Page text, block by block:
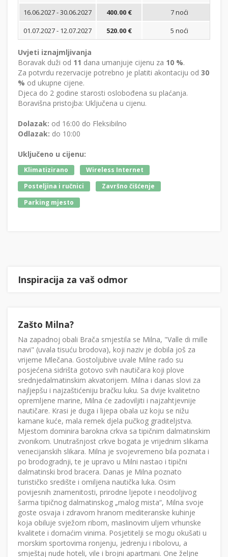
16.06.2027 - 30.06.2027
400.00 € 7 noći
01.07.2027 - 12.07.2027
520.00 € 5 noći
Uvjeti iznajmljivanja
Boravak duži od 11 dana umanjuje cijenu za 10 %.
Za potvrdu rezervacije potrebno je platiti akontaciju od 30
% od ukupne cijene.
Djeca do 2 godine starosti oslobođena su plaćanja.
Boravišna pristojba: Uključena u cijenu.
Dolazak: od 16:00 do Fleksibilno
Odlazak: do 10:00
Uključeno u cijenu:
Klimatizirano
Wireless Internet
Posteljina i ručnici
Završno čišćenje
Parking mjesto
Inspiracija za vaš odmor
Zašto Milna?
Na zapadnoj obali Brača smjestila se Milna, "Valle di mille
navi" (uvala tisuću brodova), koji naziv je dobila još za
vrijeme Mlečana. Gostoljubive uvale Milne rado su
posjećena sidrišta gotovo svih nautičara koji plove
srednjedalmatinskim akvatorijem. Milna i danas slovi za
najljepšu i najzaštićeniju bračku luku. Sa dvije kvalitetno
opremljene marine, Milna će zadoviljiti i najzahtjevnije
nautičare. Krasi je duga i lijepa obala uz koju se nižu
kamane kuće, mala remek djela pučkog graditeljstva.
Mjestom dominira barokna crkva sa tipičnim dalmatinskim
zvonikom. Unutrašnjost crkve bogata je vrijednim slikama
venecijanskih slikara. Milna je svojevremeno bila poznata i
po brodogradnji, te je upravo u Milni nastao i tipični
dalmatinski brod bracera. Danas je Milna poznato
turističko središte i omiljena nautička luka. Osim
povijesnih znamenitosti, prirodne ljepote i neodoljivog
šarma tipičnog dalmatinskog „malog mista“, Milna svoje
goste osvaja i zdravom hranom mediteranske kuhinje
koja obiluje svježom ribom, maslinovim uljem vrhunske
kvalitete i domaćim vinima. Posjetitelji se mogu okušati u
morskim sportovima ronjenju, jedrenju i ribolovu, a
smještaj nude hoteli, vile i brojni apartmani. One željne